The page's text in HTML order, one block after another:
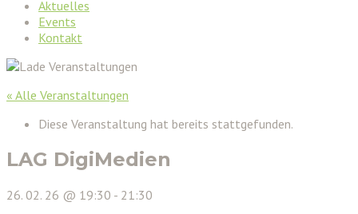
Aktuelles
Events
Kontakt
« Alle Veranstaltungen
Diese Veranstaltung hat bereits stattgefunden.
LAG DigiMedien
26. 02. 26 @ 19:30 - 21:30